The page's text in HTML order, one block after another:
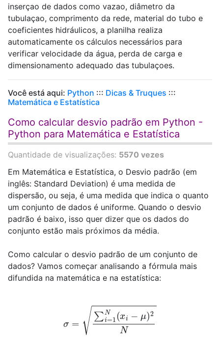
inserçao de dados como vazao, diâmetro da
tubulaçao, comprimento da rede, material do tubo e
coeficientes hidráulicos, a planilha realiza
automaticamente os cálculos necessários para
verificar velocidade da água, perda de carga e
dimensionamento adequado das tubulaçoes.
Você está aqui: Python ::: Dicas & Truques :::
Matemática e Estatística
Como calcular desvio padrão em Python -
Python para Matemática e Estatística
Quantidade de visualizações: 5570 vezes
Em Matemática e Estatística, o Desvio padrão (em
inglês: Standard Deviation) é uma medida de
dispersão, ou seja, é uma medida que indica o quanto
um conjunto de dados é uniforme. Quando o desvio
padrão é baixo, isso quer dizer que os dados do
conjunto estão mais próximos da média.
Como calcular o desvio padrão de um conjunto de
dados? Vamos começar analisando a fórmula mais
difundida na matemática e na estatística:
i=1N(xi−μ)2N